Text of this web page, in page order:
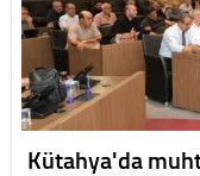
Kütahya'da